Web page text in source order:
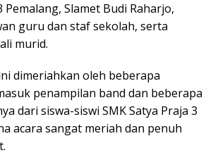
Pemalang, Slamet Budi Raharjo,
guru dan staf sekolah, serta
murid.
dimeriahkan oleh beberapa
penampilan band dan beberapa
dari siswa-siswi SMK Satya Praja 3
acara sangat meriah dan penuh